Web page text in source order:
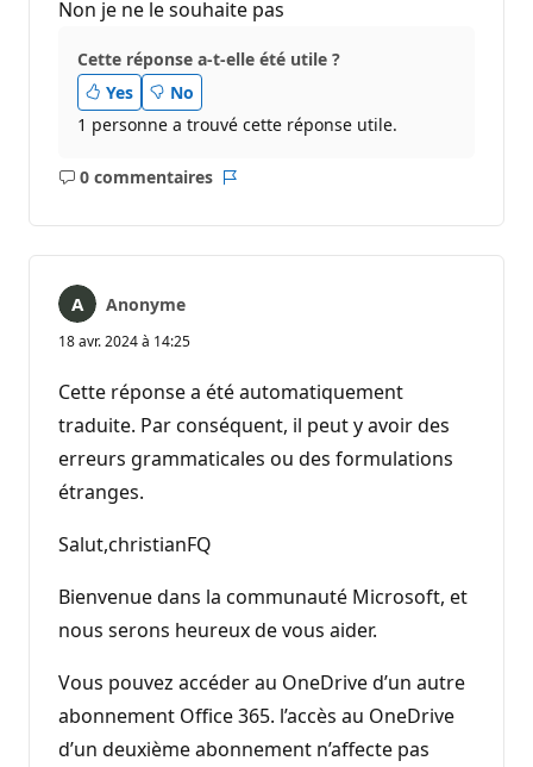
Non je ne le souhaite pas
Cette réponse a-t-elle été utile ?
Yes
No
1 personne a trouvé cette réponse utile.
0 commentaires
Aucun
Anonyme
18 avr. 2024 à 14:25
Cette réponse a été automatiquement
traduite. Par conséquent, il peut y avoir des
erreurs grammaticales ou des formulations
étranges.
Salut,christianFQ
Bienvenue dans la communauté Microsoft, et
nous serons heureux de vous aider.
Vous pouvez accéder au OneDrive d’un autre
abonnement Office 365. l’accès au OneDrive
d’un deuxième abonnement n’affecte pas